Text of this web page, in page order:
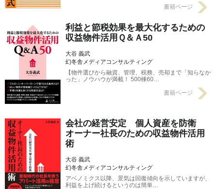
書籍ページ
利益と節税効果を最大化するための
収益物件活用Ｑ＆Ａ50
大谷 義武
幻冬舎メディアコンサルティング
【物件選びから融資、管理、税務、売却まで「知らなか
った」ノウハウが満載！ 500棟60…
書籍ページ
会社の経営安定 個人資産を防衛
オーナー社長のための収益物件活用
術
大谷 義武
幻冬舎メディアコンサルティング
アベノミクス以降、景気は回復傾向を示していますが、
利益を上げ続けるというのは簡単…